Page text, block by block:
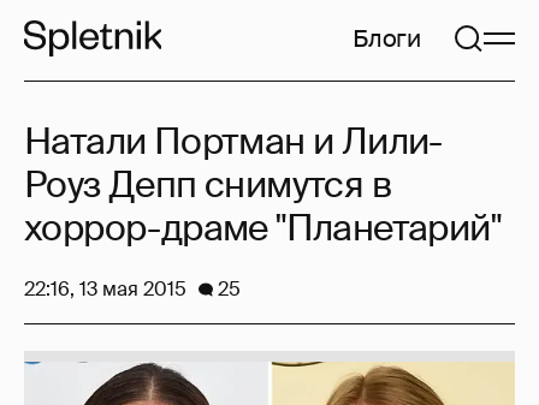
Блоги
Натали Портман и Лили-
Роуз Депп снимутся в
хоррор-драме "Планетарий"
22:16, 13 мая 2015 25